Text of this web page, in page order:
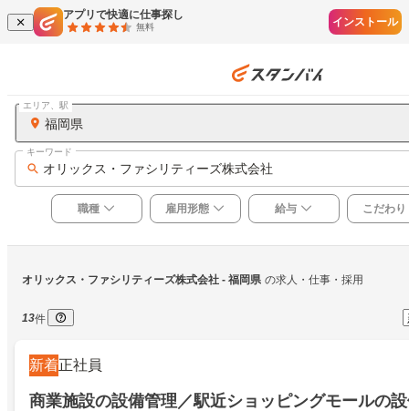
アプリで快適に仕事探し
無料 インストール
福岡県
エリア、駅
オリックス・ファシリティーズ株式会社
キーワード
職種 雇用形態 給与 こだわり
オリックス・ファシリティーズ株式会社 - 福岡県 の求人・仕事・採用
13件
新着正社員
商業施設の設備管理／駅近ショッピングモールの